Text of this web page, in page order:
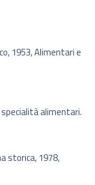
1953, Alimentari e
alimentari.
storica, 1978,